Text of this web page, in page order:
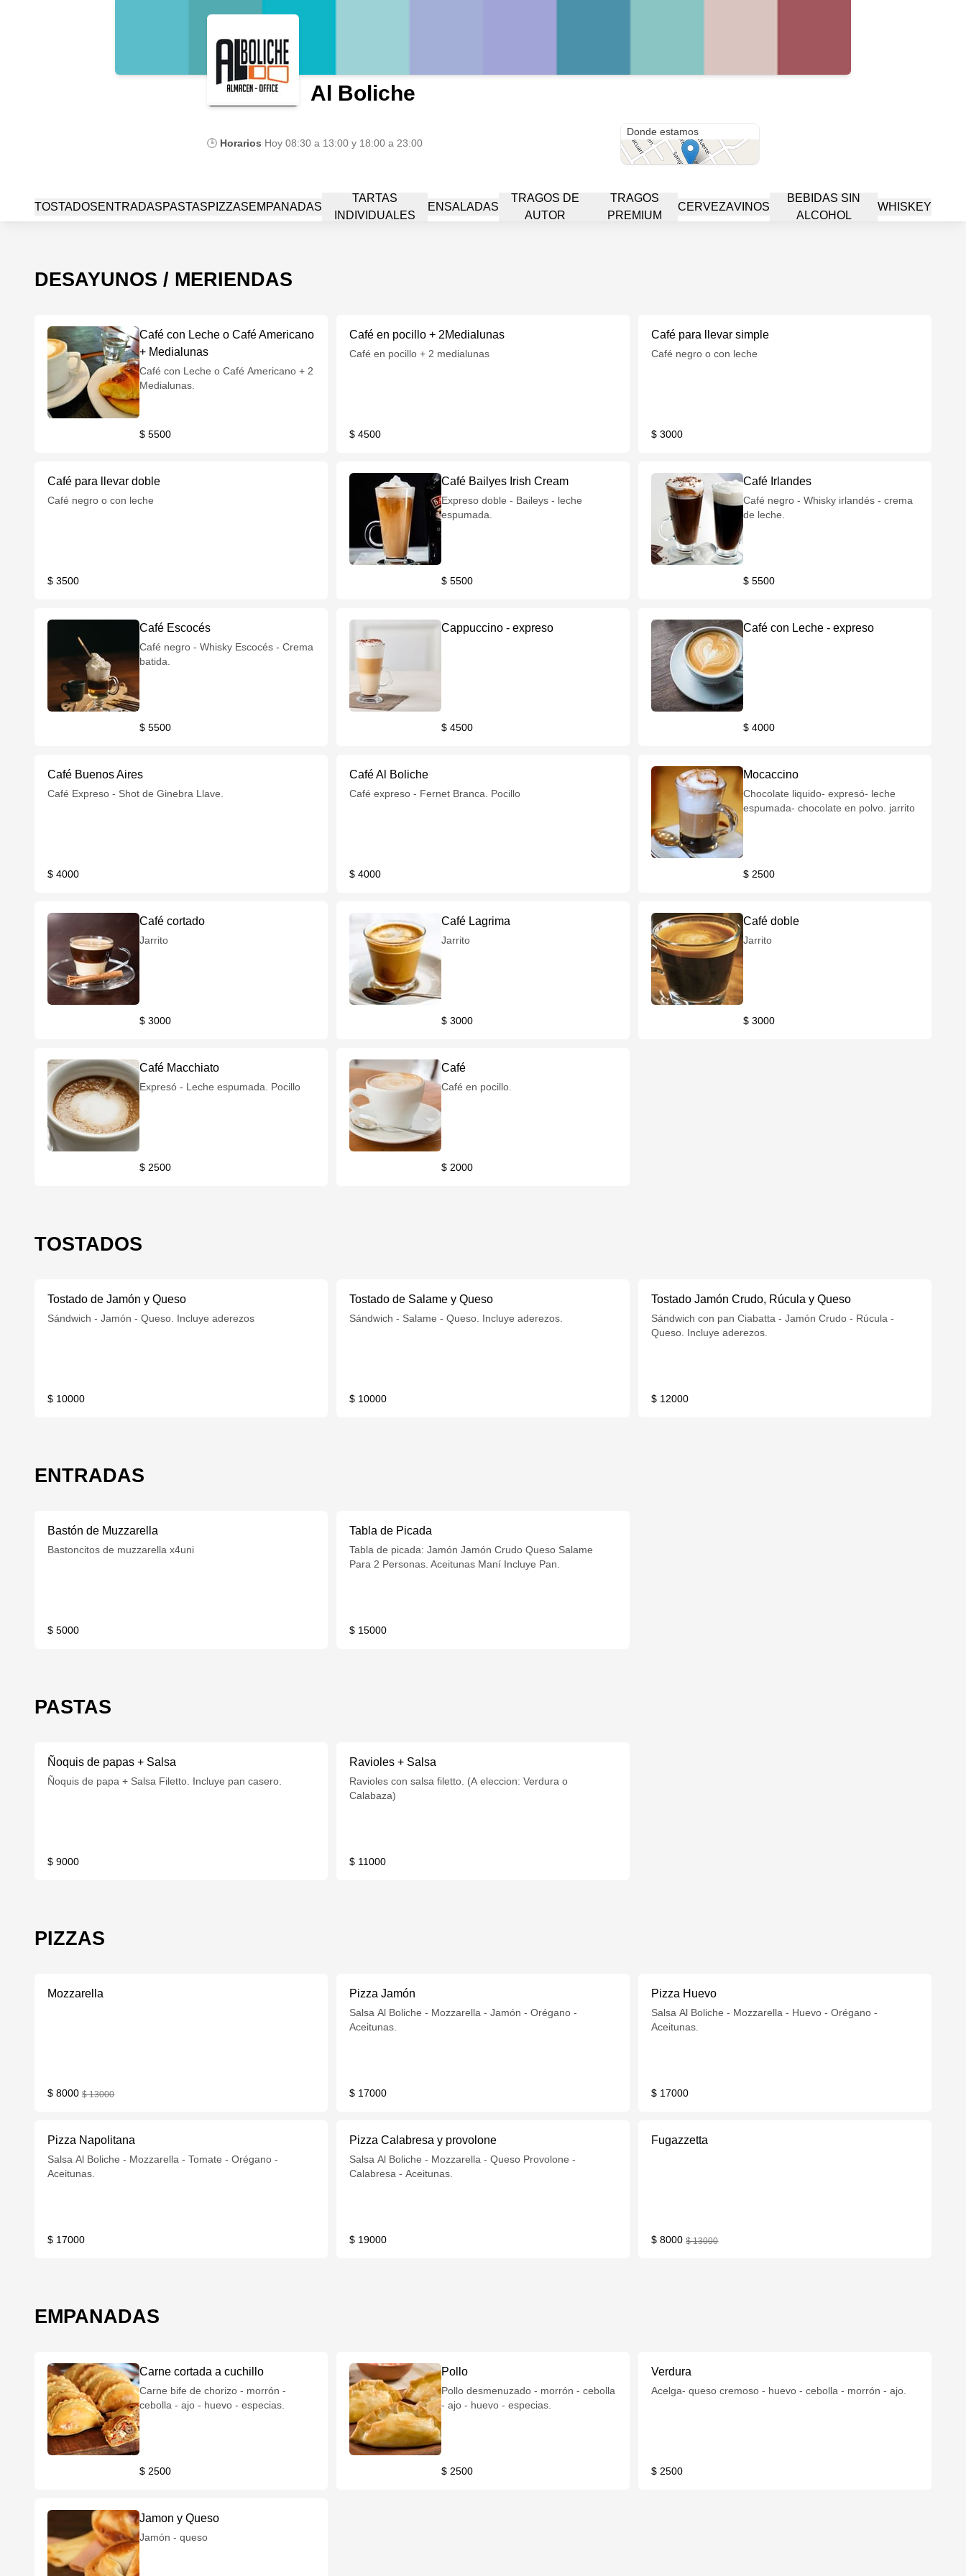
Al Boliche
🕒 Horarios Hoy 08:30 a 13:00 y 18:00 a 23:00
Donde estamos
TOSTADOSENTRADASPASTASPIZZASEMPANADAS
TARTAS
INDIVIDUALES
ENSALADAS
TRAGOS DE
AUTOR
TRAGOS
PREMIUM
CERVEZAVINOS
BEBIDAS SIN
ALCOHOL
WHISKEY
DESAYUNOS / MERIENDAS
Café con Leche o Café Americano
+ Medialunas
Café con Leche o Café Americano + 2
Medialunas.
$ 5500
Café en pocillo + 2Medialunas
Café en pocillo + 2 medialunas
$ 4500
Café para llevar simple
Café negro o con leche
$ 3000
Café para llevar doble
Café negro o con leche
$ 3500
Café Bailyes Irish Cream
Expreso doble - Baileys - leche
espumada.
$ 5500
Café Irlandes
Café negro - Whisky irlandés - crema
de leche.
$ 5500
Café Escocés
Café negro - Whisky Escocés - Crema
batida.
$ 5500
Cappuccino - expreso
$ 4500
Café con Leche - expreso
$ 4000
Café Buenos Aires
Café Expreso - Shot de Ginebra Llave.
$ 4000
Café Al Boliche
Café expreso - Fernet Branca. Pocillo
$ 4000
Mocaccino
Chocolate liquido- expresó- leche
espumada- chocolate en polvo. jarrito
$ 2500
Café cortado
Jarrito
$ 3000
Café Lagrima
Jarrito
$ 3000
Café doble
Jarrito
$ 3000
Café Macchiato
Expresó - Leche espumada. Pocillo
$ 2500
Café
Café en pocillo.
$ 2000
TOSTADOS
Tostado de Jamón y Queso
Sándwich - Jamón - Queso. Incluye aderezos
$ 10000
Tostado de Salame y Queso
Sándwich - Salame - Queso. Incluye aderezos.
$ 10000
Tostado Jamón Crudo, Rúcula y Queso
Sándwich con pan Ciabatta - Jamón Crudo - Rúcula -
Queso. Incluye aderezos.
$ 12000
ENTRADAS
Bastón de Muzzarella
Bastoncitos de muzzarella x4uni
$ 5000
Tabla de Picada
Tabla de picada: Jamón Jamón Crudo Queso Salame
Para 2 Personas. Aceitunas Maní Incluye Pan.
$ 15000
PASTAS
Ñoquis de papas + Salsa
Ñoquis de papa + Salsa Filetto. Incluye pan casero.
$ 9000
Ravioles + Salsa
Ravioles con salsa filetto. (A eleccion: Verdura o
Calabaza)
$ 11000
PIZZAS
Mozzarella
$ 8000 $ 13000
Pizza Jamón
Salsa Al Boliche - Mozzarella - Jamón - Orégano -
Aceitunas.
$ 17000
Pizza Huevo
Salsa Al Boliche - Mozzarella - Huevo - Orégano -
Aceitunas.
$ 17000
Pizza Napolitana
Salsa Al Boliche - Mozzarella - Tomate - Orégano -
Aceitunas.
$ 17000
Pizza Calabresa y provolone
Salsa Al Boliche - Mozzarella - Queso Provolone -
Calabresa - Aceitunas.
$ 19000
Fugazzetta
$ 8000 $ 13000
EMPANADAS
Carne cortada a cuchillo
Carne bife de chorizo - morrón -
cebolla - ajo - huevo - especias.
$ 2500
Pollo
Pollo desmenuzado - morrón - cebolla
- ajo - huevo - especias.
$ 2500
Verdura
Acelga- queso cremoso - huevo - cebolla - morrón - ajo.
$ 2500
Jamon y Queso
Jamón - queso